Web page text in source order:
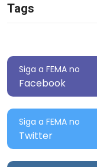
Tags
Siga a FEMA no
Facebook
Siga a FEMA no
Twitter